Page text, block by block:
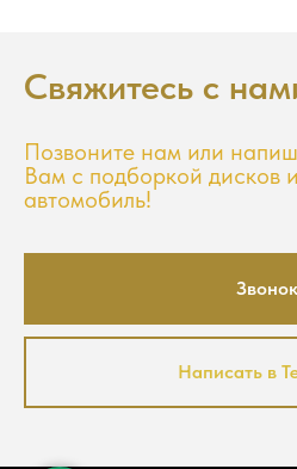
Свяжитесь с
Позвоните нам или
Вам с подборкой дисков
автомобиль!
Звонок
Написать в